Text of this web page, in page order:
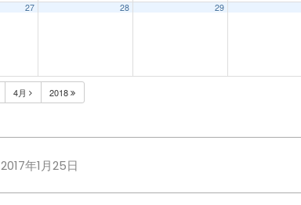
27 28 29
4月 2018
2017年1月25日